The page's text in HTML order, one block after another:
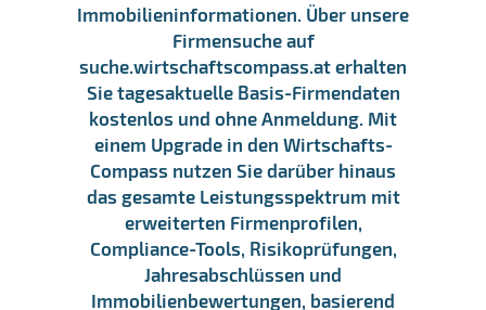
Immobilieninformationen. Über unsere
Firmensuche auf
suche.wirtschaftscompass.at erhalten
Sie tagesaktuelle Basis-Firmendaten
kostenlos und ohne Anmeldung. Mit
einem Upgrade in den Wirtschafts-
Compass nutzen Sie darüber hinaus
das gesamte Leistungsspektrum mit
erweiterten Firmenprofilen,
Compliance-Tools, Risikoprüfungen,
Jahresabschlüssen und
Immobilienbewertungen, basierend